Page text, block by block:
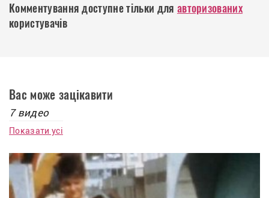
Комментування доступне тільки для авторизованих
користувачів
Вас може зацікавити
7 видео
Показати усі